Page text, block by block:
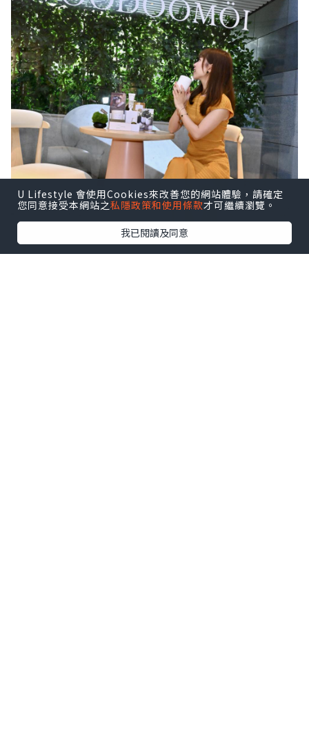
U Lifestyle 會使用Cookies來改善您的網站體驗，請確定
您同意接受本網站之私隱政策和使用條款才可繼續瀏覽。
我已閱讀及同意